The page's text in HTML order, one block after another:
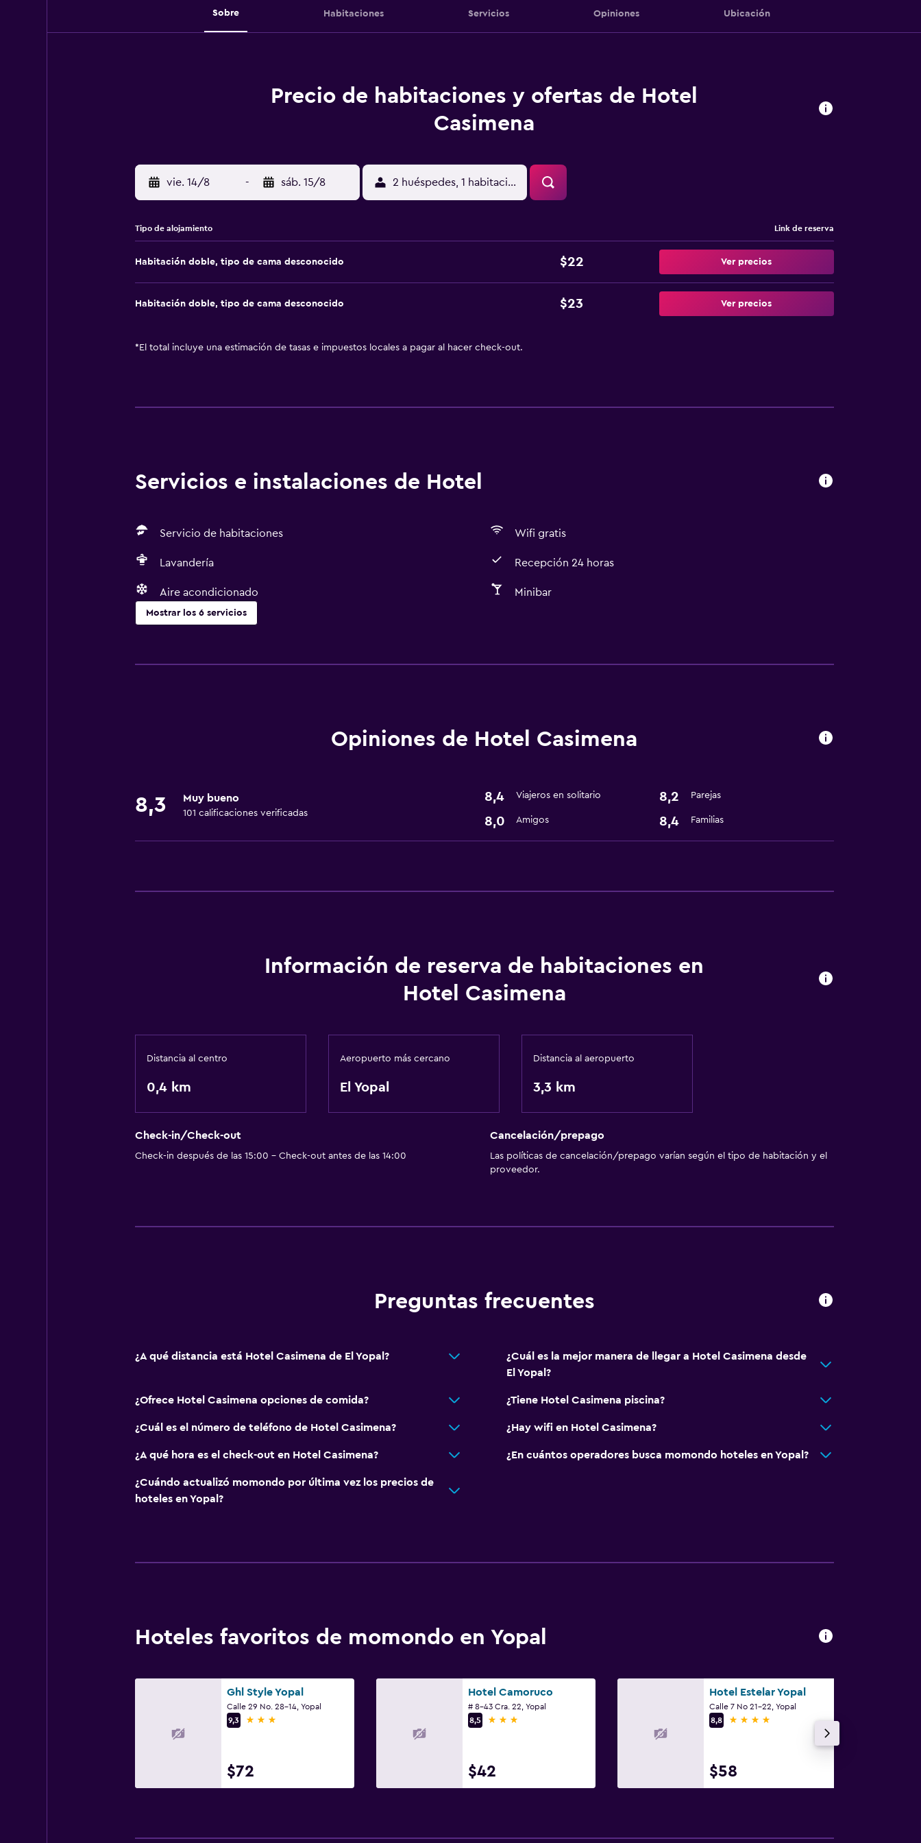
Sobre Habitaciones Servicios Opiniones Ubicación
Precio de habitaciones y ofertas de Hotel
Casimena
vie. 14/8 - sáb. 15/8 2 huéspedes, 1 habitación
Tipo de alojamiento Link de reserva
Habitación doble, tipo de cama desconocido $22 Ver precios
Habitación doble, tipo de cama desconocido $23 Ver precios
* El total incluye una estimación de tasas e impuestos locales a pagar al hacer check-out.
Servicios e instalaciones de Hotel
Servicio de habitaciones Wifi gratis
Lavandería Recepción 24 horas
Aire acondicionado Minibar
Mostrar los 6 servicios
Servicio de habitaciones
Wifi gratis
Minibar
Opiniones de Hotel Casimena
8,3 Muy bueno
101 calificaciones verificadas
8,4 Viajeros en solitario 8,2 Parejas
8,0 Amigos 8,4 Familias
Información de reserva de habitaciones en
Hotel Casimena
Distancia al centro
0,4 km
Aeropuerto más cercano
El Yopal
Distancia al aeropuerto
3,3 km
Check-in/Check-out
Check-in después de las 15:00 - Check-out antes de las 14:00
Cancelación/prepago
Las políticas de cancelación/prepago varían según el tipo de habitación y el
proveedor.
Preguntas frecuentes
¿A qué distancia está Hotel Casimena de El Yopal?
¿Cuál es la mejor manera de llegar a Hotel Casimena desde
El Yopal?
¿Ofrece Hotel Casimena opciones de comida? ¿Tiene Hotel Casimena piscina?
¿Cuál es el número de teléfono de Hotel Casimena? ¿Hay wifi en Hotel Casimena?
¿A qué hora es el check-out en Hotel Casimena? ¿En cuántos operadores busca momondo hoteles en Yopal?
¿Cuándo actualizó momondo por última vez los precios de
hoteles en Yopal?
Hoteles favoritos de momondo en Yopal
Ghl Style Yopal
Calle 29 No. 28-14, Yopal
9,3
3 estrellas
$72
Hotel Camoruco
# 8-43 Cra. 22, Yopal
8,5
3 estrellas
$42
Hotel Estelar Yopal
Calle 7 No 21-22, Yopal
8,8
4 estrellas
$58